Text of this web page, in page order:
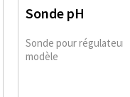
Sonde pH
Sonde pour régulateur
modèle